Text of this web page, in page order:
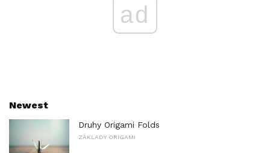
ad
Newest
Druhy Origami Folds
ZÁKLADY ORIGAMI